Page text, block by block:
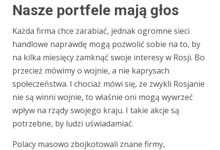
Nasze portfele mają głos
Każda firma chce zarabiać, jednak ogromne sieci
handlowe naprawdę mogą pozwolić sobie na to, by
na kilka miesięcy zamknąć swoje interesy w Rosji. Bo
przecież mówimy o wojnie, a nie kaprysach
społeczeństwa. I chociaż mówi się, że zwykli Rosjanie
nie są winni wojnie, to właśnie oni mogą wywrzeć
wpływ na rządy swojego kraju. I takie akcje są
potrzebne, by ludzi uświadamiać.
Polacy masowo zbojkotowali znane firmy,